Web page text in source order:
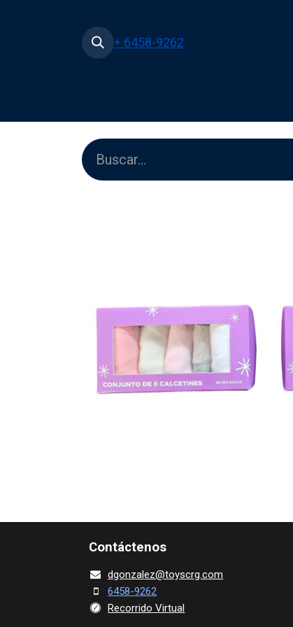
+ 6458-9262
Contácte​nos
dgonza​lez@toy​scrg.c​o​m
6458-9262
Recorrido Virtual